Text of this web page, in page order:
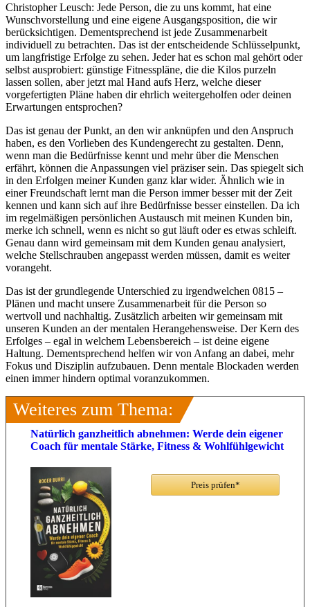
Christopher Leusch: Jede Person, die zu uns kommt, hat eine
Wunschvorstellung und eine eigene Ausgangsposition, die wir
berücksichtigen. Dementsprechend ist jede Zusammenarbeit
individuell zu betrachten. Das ist der entscheidende Schlüsselpunkt,
um langfristige Erfolge zu sehen. Jeder hat es schon mal gehört oder
selbst ausprobiert: günstige Fitnesspläne, die die Kilos purzeln
lassen sollen, aber jetzt mal Hand aufs Herz, welche dieser
vorgefertigten Pläne haben dir ehrlich weitergeholfen oder deinen
Erwartungen entsprochen?
Das ist genau der Punkt, an den wir anknüpfen und den Anspruch
haben, es den Vorlieben des Kundengerecht zu gestalten. Denn,
wenn man die Bedürfnisse kennt und mehr über die Menschen
erfährt, können die Anpassungen viel präziser sein. Das spiegelt sich
in den Erfolgen meiner Kunden ganz klar wider. Ähnlich wie in
einer Freundschaft lernt man die Person immer besser mit der Zeit
kennen und kann sich auf ihre Bedürfnisse besser einstellen. Da ich
im regelmäßigen persönlichen Austausch mit meinen Kunden bin,
merke ich schnell, wenn es nicht so gut läuft oder es etwas schleift.
Genau dann wird gemeinsam mit dem Kunden genau analysiert,
welche Stellschrauben angepasst werden müssen, damit es weiter
vorangeht.
Das ist der grundlegende Unterschied zu irgendwelchen 0815 –
Plänen und macht unsere Zusammenarbeit für die Person so
wertvoll und nachhaltig. Zusätzlich arbeiten wir gemeinsam mit
unseren Kunden an der mentalen Herangehensweise. Der Kern des
Erfolges – egal in welchem Lebensbereich – ist deine eigene
Haltung. Dementsprechend helfen wir von Anfang an dabei, mehr
Fokus und Disziplin aufzubauen. Denn mentale Blockaden werden
einen immer hindern optimal voranzukommen.
Weiteres zum Thema:
Natürlich ganzheitlich abnehmen: Werde dein eigener
Coach für mentale Stärke, Fitness & Wohlfühlgewicht
Preis prüfen*